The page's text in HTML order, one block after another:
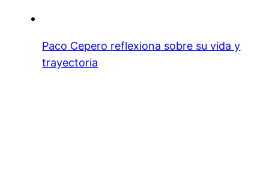
Paco Cepero reflexiona sobre su vida y
trayectoria